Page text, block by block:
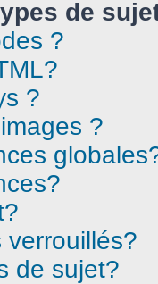
de
?
?
?
de sujet?